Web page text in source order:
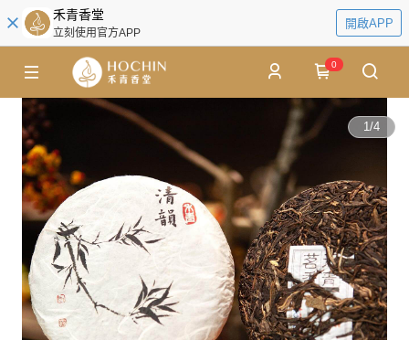
禾青香堂
立刻使用官方APP
開啟APP
0
1/4